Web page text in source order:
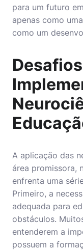
para um futuro
apenas como
como um
A aplicação das
área promissora,
enfrenta uma
Primeiro, a
adequada para
obstáculos.
entenderem a
possuem a